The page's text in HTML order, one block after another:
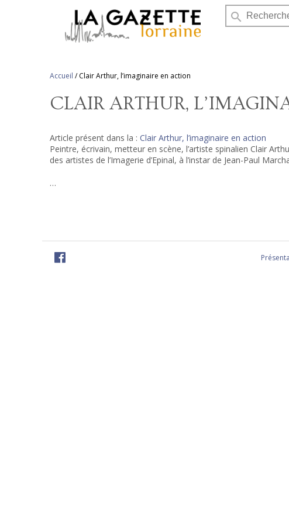
search
Accueil /Clair Arthur, l’imaginaire en action
CLAIR ARTHUR,
Article présent dans la : Clair Arthur, l’imaginaire en action
Peintre, écrivain, metteur en scène, l’artiste spinalien Clair
des artistes de l’Imagerie d’Epinal, à l’instar de Jean-Paul
…